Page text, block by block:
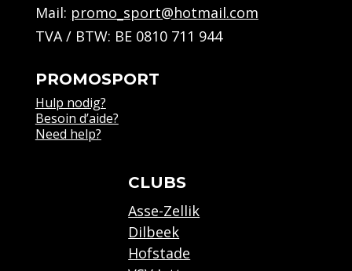
Mail: promo_sport@hotmail.com
TVA / BTW: BE 0810 711 944
PROMOSPORT
Hulp nodig?
Besoin d’aide?
Need help?
CLUBS
Asse-Zellik
Dilbeek
Hofstade